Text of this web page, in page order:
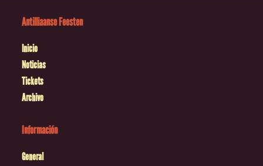
Antilliaanse Feesten
Inicio
Noticias
Tickets
Archivo
Información
General